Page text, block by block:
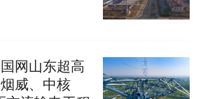
网山东超高
威、中核